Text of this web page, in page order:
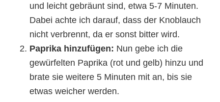
und leicht gebräunt sind, etwa 5-7 Minuten.
Dabei achte ich darauf, dass der Knoblauch
nicht verbrennt, da er sonst bitter wird.
Paprika hinzufügen: Nun gebe ich die
gewürfelten Paprika (rot und gelb) hinzu und
brate sie weitere 5 Minuten mit an, bis sie
etwas weicher werden.